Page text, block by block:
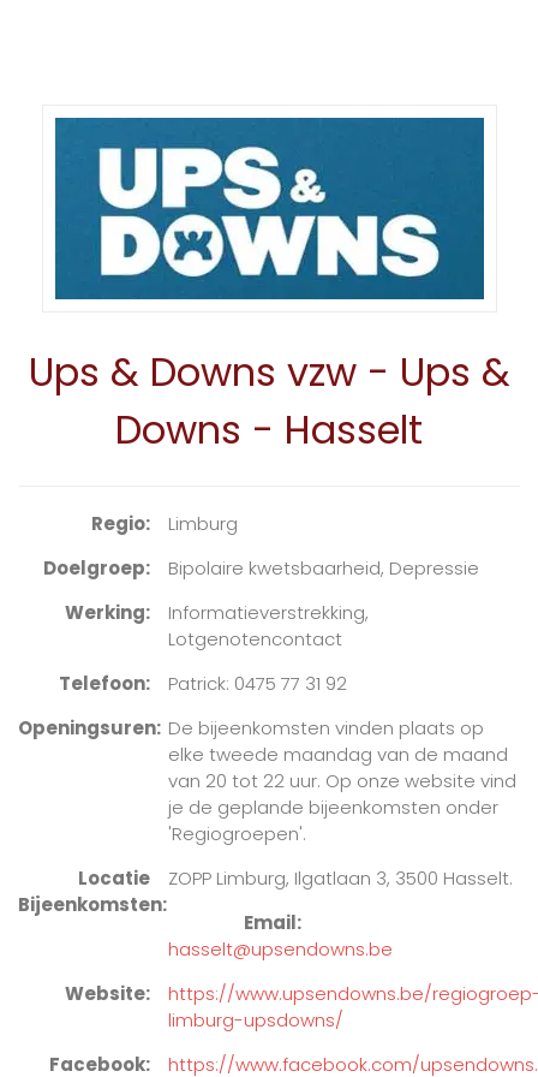
Ups & Downs vzw - Ups &
Downs - Hasselt
Regio
Limburg
Doelgroep
Bipolaire kwetsbaarheid, Depressie
Werking
Informatieverstrekking,
Lotgenotencontact
Telefoon
Patrick: 0475 77 31 92
Openingsuren De bijeenkomsten vinden plaats op
elke tweede maandag van de maand
van 20 tot 22 uur. Op onze website vind
je de geplande bijeenkomsten onder
'Regiogroepen'.
Locatie
Bijeenkomsten
ZOPP Limburg, Ilgatlaan 3, 3500 Hasselt.
Email
hasselt@upsendowns.be
Website
https://www.upsendowns.be/
limburg-upsdowns/
Facebook
https://www.facebook.com/